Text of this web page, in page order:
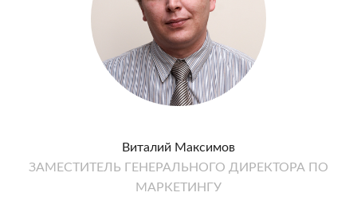
Виталий Максимов
ЗАМЕСТИТЕЛЬ ГЕНЕРАЛЬНОГО ДИРЕКТОРА ПО
МАРКЕТИНГУ